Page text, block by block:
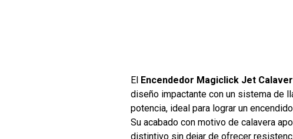
El Encendedor Magiclick Jet
diseño impactante con un sistema de
potencia, ideal para lograr un
Su acabado con motivo de calavera
distintivo sin dejar de ofrecer